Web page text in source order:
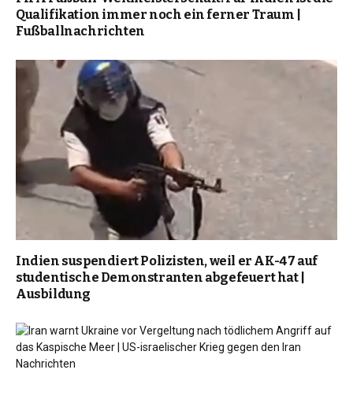
Qualifikation immer noch ein ferner Traum |
Fußballnachrichten
Indien suspendiert Polizisten, weil er AK-47 auf
studentische Demonstranten abgefeuert hat |
Ausbildung